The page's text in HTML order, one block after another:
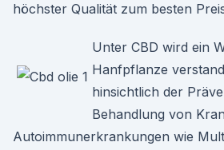
höchster Qualität zum besten
Unter CBD wird ein
Hanfpflanze
hinsichtlich der
Behandlung von
Autoimmunerkrankungen wie